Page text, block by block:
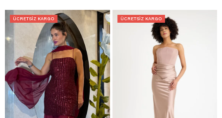
edilmemektedir.
Hatalı Ürün:Ürünün kusurlu olması durumunda, stoklarımızda varsa
yenisiyle değişim yapılır, yoksa kesintisiz ücret iadesi gerçekleştirilir.
İade Adresimiz: Kemerkaya Mah. Halkevi Cad. No 11 SpringStore - Ortahisar
/ Trabzon
Whatsapp Çağrı Merkezi:
085053217175
ÜCRETSIZ KARGO ÜCRETSIZ KARGO